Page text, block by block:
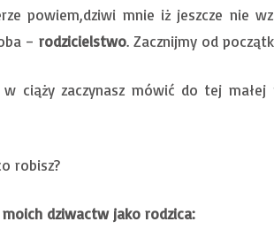
powiem,dziwi mnie iż jeszcze nie
– rodzicielstwo. Zacznijmy od
w ciąży zaczynasz mówić do tej
robisz?
dziwactw jako rodzica: